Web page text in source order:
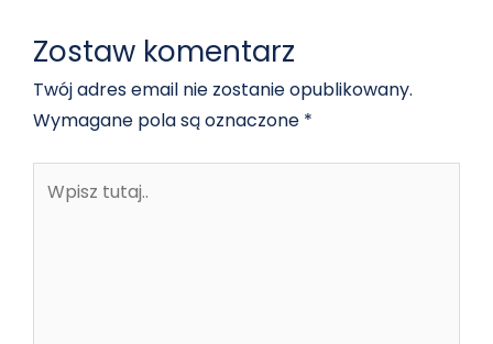
Zostaw komentarz
Twój adres email nie zostanie opublikowany.
Wymagane pola są oznaczone *
tutaj..